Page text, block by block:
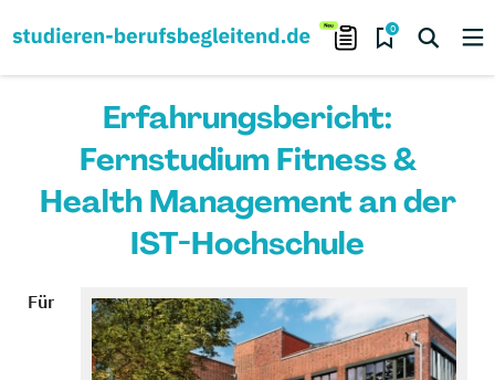
0
Erfahrungsbericht:
Fernstudium Fitness &
Health Management an der
IST-Hochschule
Für